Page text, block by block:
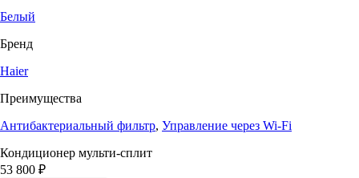
Белый
Бренд
Haier
Преимущества
Антибактериальный фильтр, Управление через Wi-Fi
Кондиционер мульти-сплит
53 800 ₽